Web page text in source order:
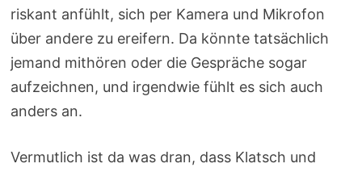
riskant anfühlt, sich per Kamera und Mikrofon
über andere zu ereifern. Da könnte tatsächlich
jemand mithören oder die Gespräche sogar
aufzeichnen, und irgendwie fühlt es sich auch
anders an.
Vermutlich ist da was dran, dass Klatsch und